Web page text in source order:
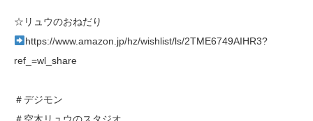
☆リュウのおねだり
https://www.amazon.jp/hz/wishlist/ls/2TME6749AIHR3?
ref_=wl_share
＃デジモン
＃空木リュウのスタジオ